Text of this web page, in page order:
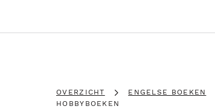
OVERZICHT ENGELSE BOEKEN
HOBBYBOEKEN